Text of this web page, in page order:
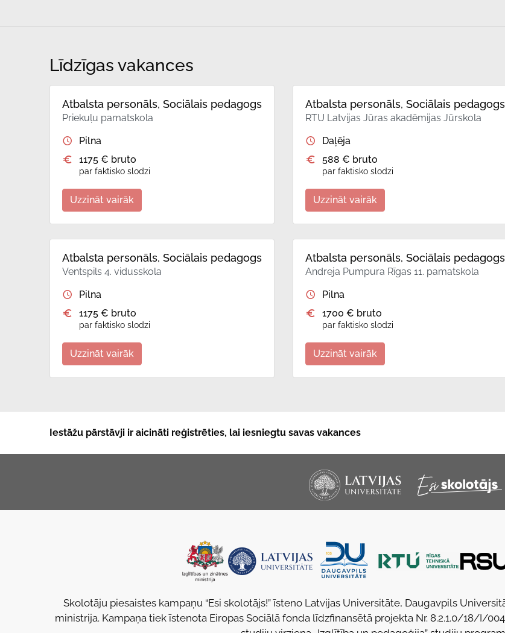
Līdzīgas vakances
Atbalsta personāls, Sociālais pedagogs
Priekuļu pamatskola
Pilna
1175 € bruto
par faktisko slodzi
Uzzināt vairāk
Atbalsta personāls, Sociālais pedagogs
RTU Latvijas Jūras akadēmijas Jūrskola
Daļēja
588 € bruto
par faktisko slodzi
Uzzināt vairāk
Atbalsta personāls, Sociālais pedagogs
Ventspils 4. vidusskola
Pilna
1175 € bruto
par faktisko slodzi
Uzzināt vairāk
Atbalsta personāls, Sociālais pedagogs
Andreja Pumpura Rīgas 11. pamatskola
Pilna
1700 € bruto
par faktisko slodzi
Uzzināt vairāk
Iestāžu pārstāvji ir aicināti reģistrēties, lai iesniegtu savas vakances
Skolotāju piesaistes kampaņu “Esi skolotājs!” īsteno Latvijas Universitāte, Daugavpils
ministrija. Kampaņa tiek īstenota Eiropas Sociālā fonda līdzfinansētā projekta Nr. 8.2.1.0/18/I/